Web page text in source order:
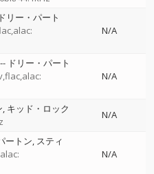
ドリー・パート
N/A
-- ドリー・パート
N/A
キッド・ロック
N/A
ートン スティ
N/A